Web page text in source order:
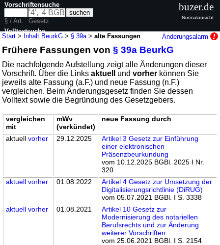
Start > Inhalt BeurkG > § 39a >alte Fassungen Änderungsalarm
Frühere Fassungen von§ 39a BeurkG
Die nachfolgende Aufstellung zeigt alle Änderungen dieser
Vorschrift. Über die Linksaktuell undvorher können Sie
jeweils alte Fassung (a.F.) und neue Fassung (n.F.)
vergleichen. Beim Änderungsgesetz finden Sie dessen
Volltext sowie die Begründung des Gesetzgebers.
vergleichen
mit
mWv
(verkündet)
neue Fassung durch
aktuellvorher 29.12.2025
Artikel 3 Gesetz zur Einführung
einer elektronischen
Präsenzbeurkundung
vom 10.12.2025 BGBl. 2025 I Nr.
320
aktuell vorher 01.08.2022
Artikel 4 Gesetz zur Umsetzung der
Digitalisierungsrichtlinie (DiRUG)
vom 05.07.2021 BGBl. I S. 3338
aktuell vorher 01.08.2021
Artikel 10 Gesetz zur
Modernisierung des notariellen
Berufsrechts und zur Änderung
weiterer Vorschriften
vom 25.06.2021 BGBl. I S. 2154
Vorschriftensuche
§ / Art.
Gesetz
Volltextsuche
nur in BeurkG
buzer.de
Normalansicht